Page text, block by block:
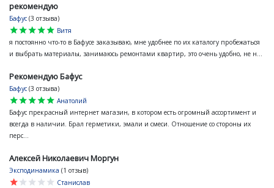
рекомендую
Бафус (3 отзыва)
star
star
star
star
star
Витя
я постоянно что-то в Бафусе заказываю, мне удобнее по их каталогу пробежаться
и выбрать материалы, занимаюсь ремонтами квартир, это очень удобно, не н...
Рекомендую Бафус
Бафус (3 отзыва)
star
star
star
star
star
Анатолий
Бафус прекрасный интернет магазин, в котором есть огромный ассортимент и
всегда в наличии. Брал герметики, эмали и смеси. Отношение со стороны их
перс...
Алексей Николаевич Моргун
Эксподинамика (1 отзыв)
star
star
star
star
star
Станислав